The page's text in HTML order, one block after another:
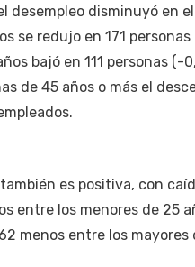
desempleo disminuyó en
se redujo en 171
bajó en 111 personas (-
de 45 años o más el
es positiva, con
entre los menores de 25
menos entre los mayores